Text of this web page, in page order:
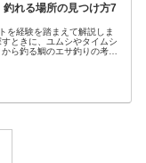
れる場所の見つけ方7
を経験を踏まえて解説しま
ときに、ユムシやタイムシ
ら釣る鯛のエサ釣りの考え